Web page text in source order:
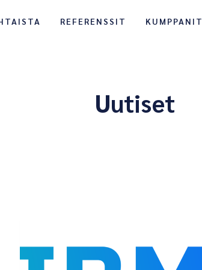
REFERENSSIT KUMPPANIT
Uutiset